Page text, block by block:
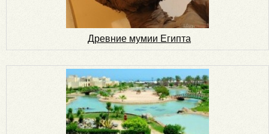
Древние мумии Египта